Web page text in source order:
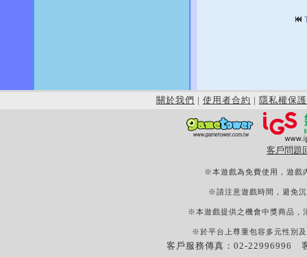
關於我們 | 使用者合約 | 隱私權保護
客戶問題
※本遊戲為免費使用，遊戲
※請注意遊戲時間，避免
※本遊戲提供之機會中獎商品，
※於平台上尊重包容多元性別
客戶服務傳真：02-22996996